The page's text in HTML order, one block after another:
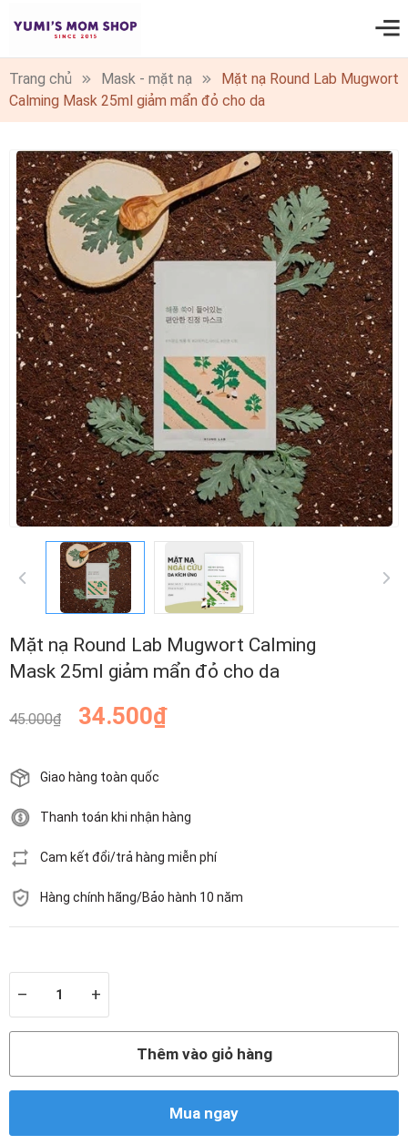
0
Trang chủ Mask - mặt nạ
Mặt nạ Round Lab Mugwort
Calming Mask 25ml giảm mẩn đỏ cho da
Mặt nạ Round Lab Mugwort Calming
Mask 25ml giảm mẩn đỏ cho da
45.000₫ 34.500₫
Giao hàng toàn quốc
Thanh toán khi nhận hàng
Cam kết đổi/trả hàng miễn phí
Hàng chính hãng/Bảo hành 10 năm
– +
Thêm vào giỏ hàng
Mua ngay